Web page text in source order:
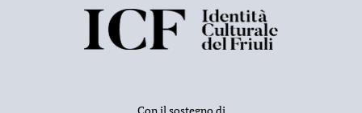
Con il sostegno di